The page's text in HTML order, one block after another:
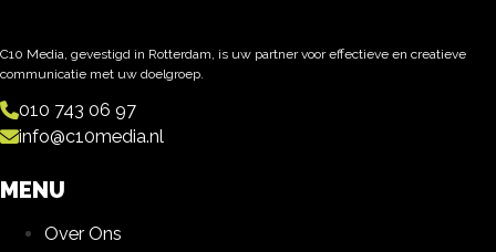
C10 Media, gevestigd in Rotterdam, is uw partner voor effectieve en creatieve
communicatie met uw doelgroep.
010 743 06 97
info@c10media.nl
MENU
Over Ons